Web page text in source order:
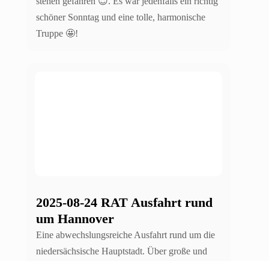
schöner Sonntag und eine tolle, harmonische
Truppe 🤩!
2025-08-24 RAT Ausfahrt rund
um Hannover
Eine abwechslungsreiche Ausfahrt rund um die
niedersächsische Hauptstadt. Über große und